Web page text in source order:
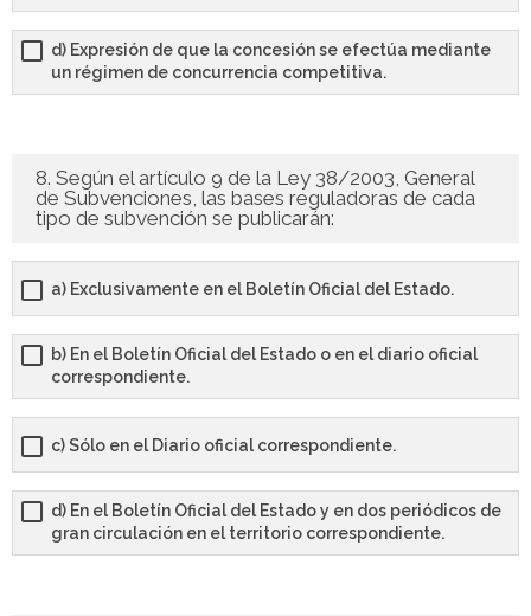
d) Expresión de que la concesión se efectúa mediante
un régimen de concurrencia competitiva.
8. Según el artículo 9 de la Ley 38/2003, General
de Subvenciones, las bases reguladoras de cada
tipo de subvención se publicarán:
a) Exclusivamente en el Boletín Oficial del Estado.
b) En el Boletín Oficial del Estado o en el diario oficial
correspondiente.
c) Sólo en el Diario oficial correspondiente.
d) En el Boletín Oficial del Estado y en dos periódicos de
gran circulación en el territorio correspondiente.